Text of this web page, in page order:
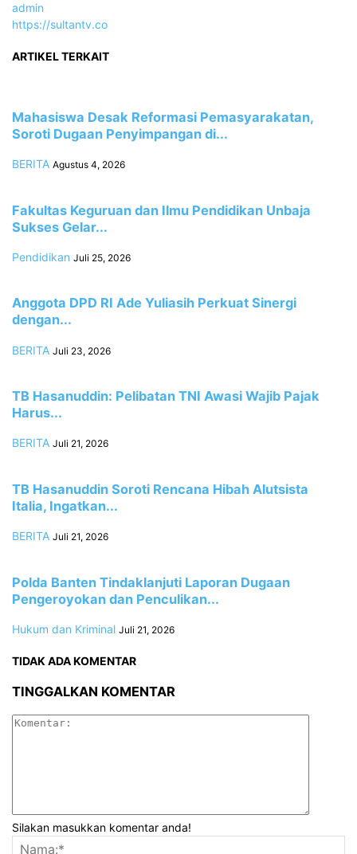
admin
https://sultantv.co
ARTIKEL TERKAIT
Mahasiswa Desak Reformasi Pemasyarakatan,
Soroti Dugaan Penyimpangan di...
BERITA Agustus 4, 2026
Fakultas Keguruan dan Ilmu Pendidikan Unbaja
Sukses Gelar...
Pendidikan Juli 25, 2026
Anggota DPD RI Ade Yuliasih Perkuat Sinergi
dengan...
BERITA Juli 23, 2026
TB Hasanuddin: Pelibatan TNI Awasi Wajib Pajak
Harus...
BERITA Juli 21, 2026
TB Hasanuddin Soroti Rencana Hibah Alutsista
Italia, Ingatkan...
BERITA Juli 21, 2026
Polda Banten Tindaklanjuti Laporan Dugaan
Pengeroyokan dan Penculikan...
Hukum dan Kriminal Juli 21, 2026
TIDAK ADA KOMENTAR
TINGGALKAN KOMENTAR
Silakan masukkan komentar anda!